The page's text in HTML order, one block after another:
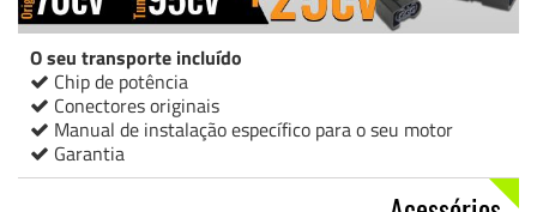
O seu transporte incluído
Chip de potência
Conectores originais
Manual de instalação específico para o seu motor
Garantia